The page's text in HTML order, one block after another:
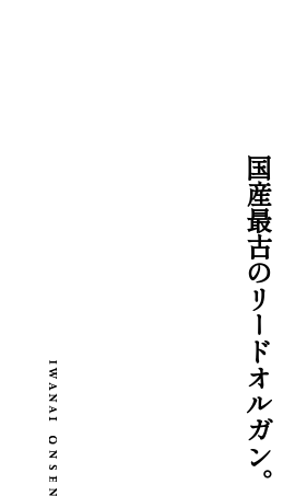
国産最古のリードオルガン。